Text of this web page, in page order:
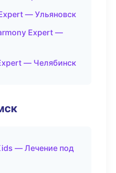
— Ульяновск
Expert —
— Челябинск
— Лечение под